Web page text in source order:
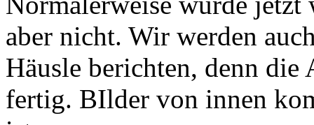
aber nicht. Wir werden
Häusle berichten, denn
fertig. BIlder von innen